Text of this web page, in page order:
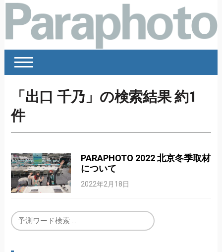
「出口 千乃」の検索結果 約1
件
PARAPHOTO 2022 北京冬季取材
について
2022年2月18日